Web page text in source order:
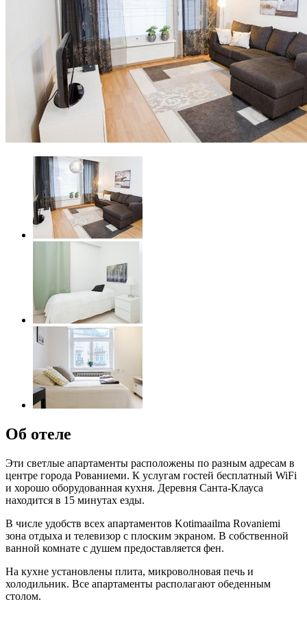
Об отеле
Эти светлые апартаменты расположены по разным адресам в
центре города Рованиеми. К услугам гостей бесплатный WiFi
и хорошо оборудованная кухня. Деревня Санта-Клауса
находится в 15 минутах езды.
В числе удобств всех апартаментов Kotimaailma Rovaniemi
зона отдыха и телевизор с плоским экраном. В собственной
ванной комнате с душем предоставляется фен.
На кухне установлены плита, микроволновая печь и
холодильник. Все апартаменты располагают обеденным
столом.